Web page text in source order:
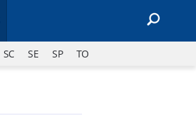
SC SE SP TO